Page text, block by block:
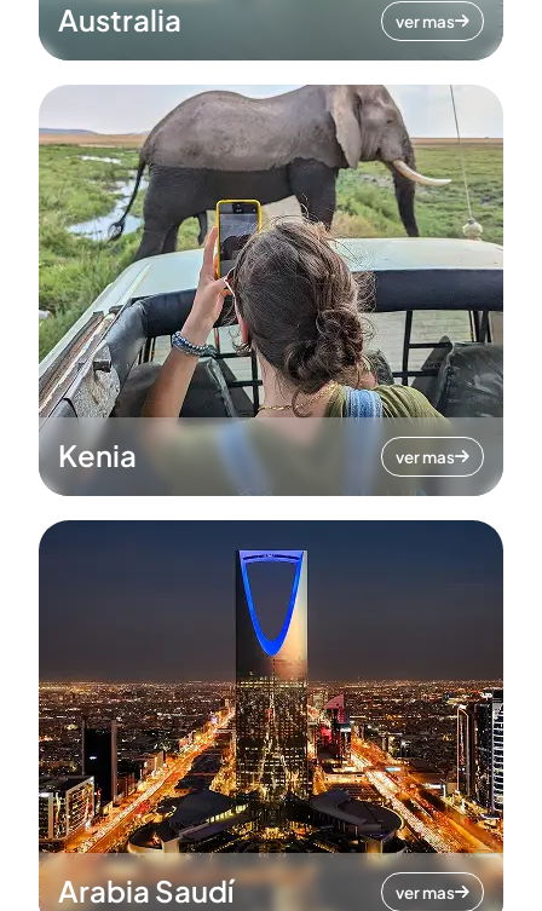
Australia ver mas
Kenia ver mas
Arabia Saudí ver mas